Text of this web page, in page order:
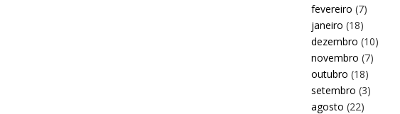
fevereiro (7)
janeiro (18)
dezembro (10)
novembro (7)
outubro (18)
setembro (3)
agosto (22)